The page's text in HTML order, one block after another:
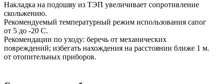
Накладка на подошву из ТЭП увеличивает сопротивление
скольжению.
Рекомендуемый температурный режим использования сапог
от 5 до -20 С.
Рекомендации по уходу: беречь от механических
повреждений; избегать нахождения на расстоянии ближе 1 м.
от отопительных приборов.